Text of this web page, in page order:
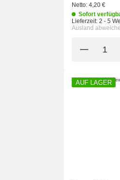
Netto: 4,20 €
Sofort
Lieferzeit: 2 - 5
Ausland
AUF LAGER